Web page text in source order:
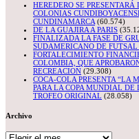
HEREDERO SE
COLONIAS
CUNDINAMARCA (60.574)
DE LA GUAJIRA A PARIS
FINALIZADA LA FASE DE
SUDAMERICANO DE FUTSAL
FORTALECIMIENTO
COLOMBIA, QUE
RECREACION (29.308)
COCA-COLA PRESENTA “LA
PARA LA COPA MUNDIAL
TROFEO ORIGINAL (28.058)
Archivo
Archivo